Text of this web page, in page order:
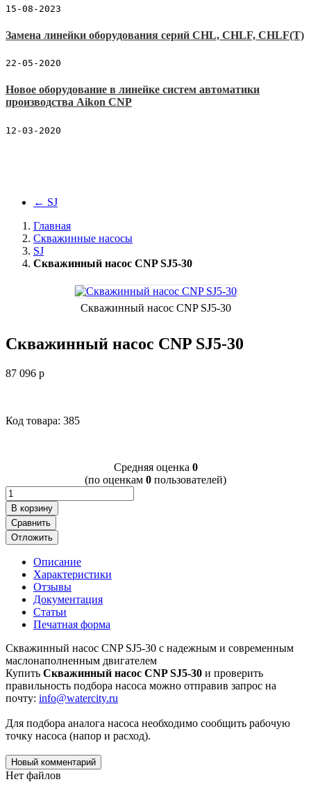
15-08-2023
Замена линейки оборудования серий CHL, CHLF, CHLF(T)
22-05-2020
Новое оборудование в линейке систем автоматики
производства Aikon CNP
12-03-2020
← SJ
Главная
Скважинные насосы
SJ
Скважинный насос CNP SJ5-30
Скважинный насос CNP SJ5-30
Скважинный насос CNP SJ5-30
87 096 p
Код товара: 385
Cредняя оценка 0
(по оценкам 0 пользователей)
В корзину
Сравнить
Отложить
Описание
Характеристики
Отзывы
Документация
Статьи
Печатная форма
Скважинный насос CNP SJ5-30 с надежным и современным
маслонаполненным двигателем
Купить Скважинный насос CNP SJ5-30 и проверить
правильность подбора насоса можно отправив запрос на
почту: info@watercity.ru
Для подбора аналога насоса необходимо сообщить рабочую
точку насоса (напор и расход).
Новый комментарий
Нет файлов